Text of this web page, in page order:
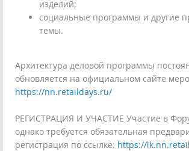
изделий;
социальные программы и другие
темы.
Архитектура деловой программы
обновляется на официальном сайте
https://nn.retaildays.ru/
РЕГИСТРАЦИЯ И УЧАСТИЕ Участие в
однако требуется обязательная
регистрация по ссылке: https://